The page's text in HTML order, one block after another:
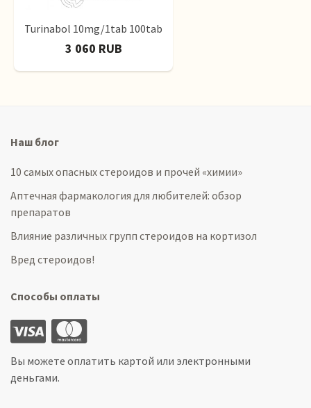
Turinabol 10mg/1tab 100tab
3 060 RUB
Наш блог
10 самых опасных стероидов и прочей «химии»
Аптечная фармакология для любителей: обзор
препаратов
Влияние различных групп стероидов на кортизол
Вред стероидов!
Способы оплаты
Вы можете оплатить картой или электронными
деньгами.